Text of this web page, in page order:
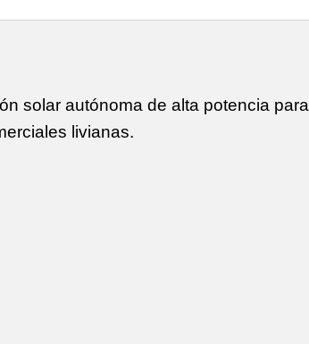
solar autónoma de alta potencia para
livianas.